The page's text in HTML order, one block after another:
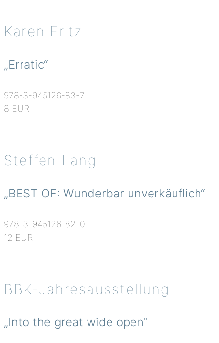
Karen Fritz
„Erratic“
978-3-945126-83-7
8 EUR
Steffen Lang
„BEST OF: Wunderbar unverkäuflich“
978-3-945126-82-0
12 EUR
BBK-Jahresausstellung
„Into the great wide open“